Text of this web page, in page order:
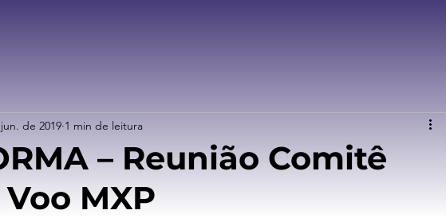
– Reunião Comitê
MXP
de 2019 1 min de leitura